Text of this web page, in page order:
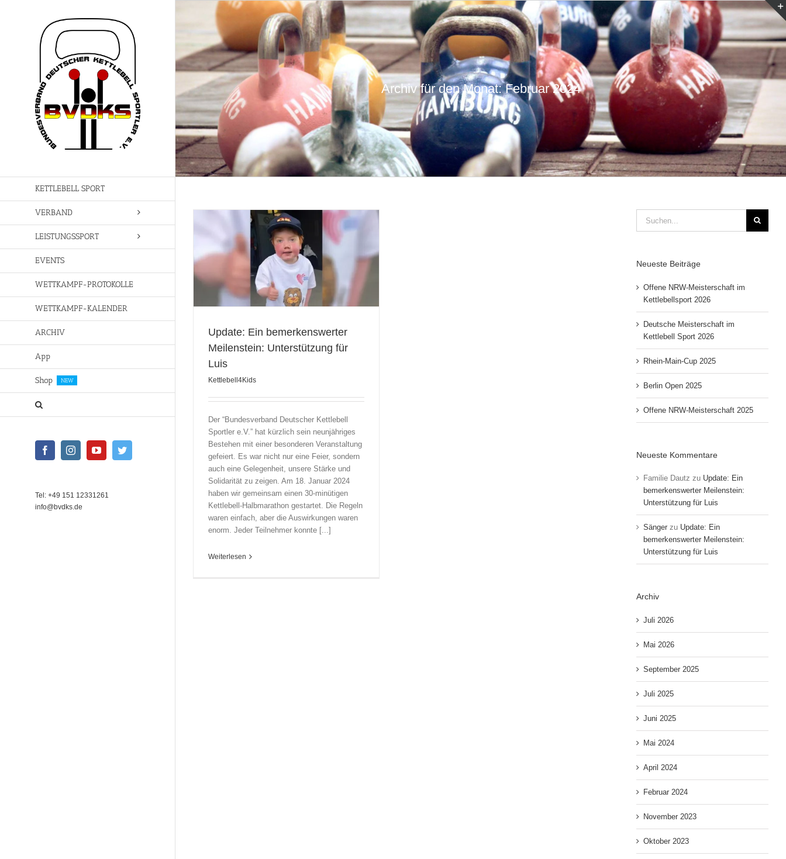
KETTLEBELL SPORT
VERBAND
LEISTUNGSSPORT
EVENTS
WETTKAMPF-PROTOKOLLE
WETTKAMPF-KALENDER
ARCHIV
App
Shop NEW
FacebookInstagramYouTubeTwitter
Tel: +49 151 12331261
info@bvdks.de
Archiv für den Monat:Februar 2024
Update: Ein bemerkenswerter Meilenstein:
Unterstützung für Luis
Kettlebell4Kids
Update: Ein bemerkenswerter
Meilenstein: Unterstützung für
Luis
Kettlebell4Kids
Der “Bundesverband Deutscher Kettlebell
Sportler e.V.” hat kürzlich sein neunjähriges
Bestehen mit einer besonderen Veranstaltung
gefeiert. Es war nicht nur eine Feier, sondern
auch eine Gelegenheit, unsere Stärke und
Solidarität zu zeigen. Am 18. Januar 2024
haben wir gemeinsam einen 30-minütigen
Kettlebell-Halbmarathon gestartet. Die Regeln
waren einfach, aber die Auswirkungen waren
enorm. Jeder Teilnehmer konnte [...]
Weiterlesen
Neueste Beiträge
Offene NRW-Meisterschaft im
Kettlebellsport 2026
Deutsche Meisterschaft im
Kettlebell Sport 2026
Rhein-Main-Cup 2025
Berlin Open 2025
Offene NRW-Meisterschaft 2025
Neueste Kommentare
Familie Dautz zu Update: Ein
bemerkenswerter Meilenstein:
Unterstützung für Luis
Sängerzu Update: Ein
bemerkenswerter Meilenstein:
Unterstützung für Luis
Archiv
Juli 2026
Mai 2026
September 2025
Juli 2025
Juni 2025
Mai 2024
April 2024
Februar 2024
November 2023
Oktober 2023